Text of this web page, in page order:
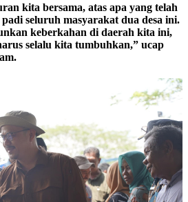
kita bersama, atas apa yang telah
seluruh masyarakat dua desa ini.
keberkahan di daerah kita ini,
selalu kita tumbuhkan,” ucap